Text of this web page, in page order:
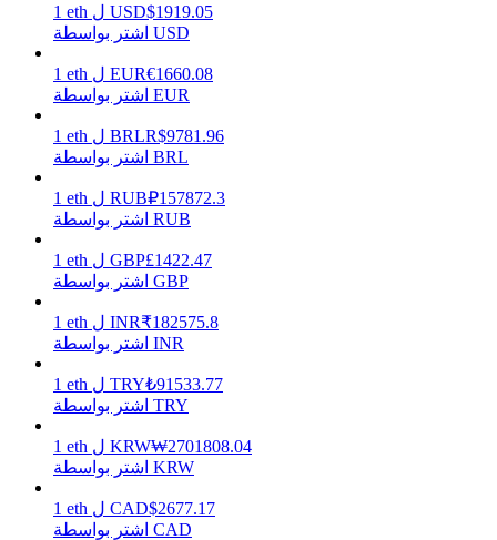
يكسب
خنزير الطاقة
التوقيع المساحي
1 eth ل USD$1919.05
اشتر بواسطة USD
1 eth ل EUR€1660.08
اشتر بواسطة EUR
1 eth ل BRLR$9781.96
اشتر بواسطة BRL
1 eth ل RUB₽157872.3
اشتر بواسطة RUB
1 eth ل GBP£1422.47
اشتر بواسطة GBP
1 eth ل INR₹182575.8
اشتر بواسطة INR
1 eth ل TRY₺91533.77
اشتر بواسطة TRY
1 eth ل KRW₩2701808.04
اشتر بواسطة KRW
1 eth ل CAD$2677.17
اشتر بواسطة CAD